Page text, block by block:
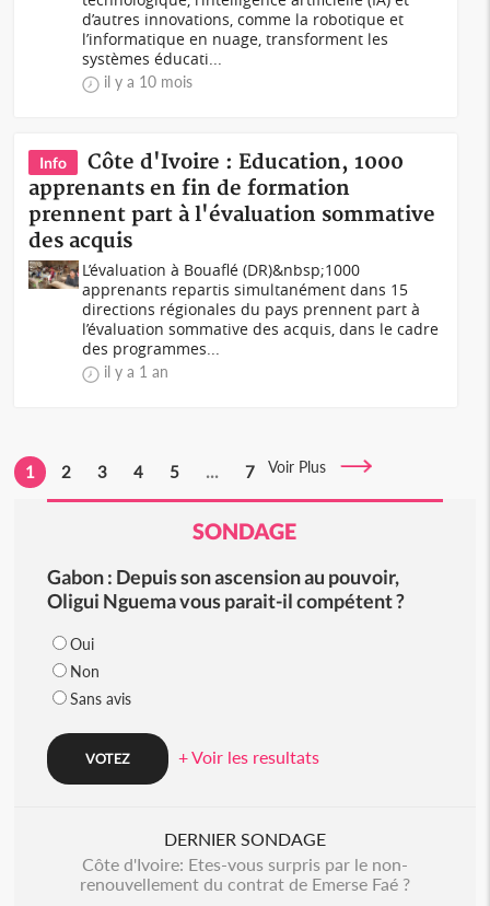
d’autres innovations, comme la robotique et
l’informatique en nuage, transforment les
systèmes éducati...
il y a 10 mois
Info
Côte d'Ivoire : Education, 1000
apprenants en fin de formation
prennent part à l'évaluation sommative
des acquis
L’évaluation à Bouaflé (DR)&nbsp;1000
apprenants repartis simultanément dans 15
directions régionales du pays prennent part à
l’évaluation sommative des acquis, dans le cadre
des programmes...
il y a 1 an
1 2 3 4 5 ... 7 Voir Plus
SONDAGE
Gabon : Depuis son ascension au pouvoir,
Oligui Nguema vous parait-il compétent ?
Oui
Non
Sans avis
+ Voir les resultats
DERNIER SONDAGE
Côte d'Ivoire: Etes-vous surpris par le non-
renouvellement du contrat de Emerse Faé ?